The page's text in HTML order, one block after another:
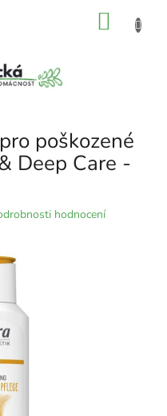
poškozené
Deep Care -
hodnocení